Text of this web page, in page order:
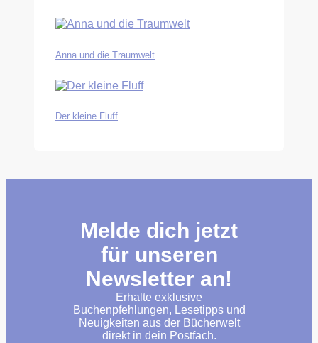
Anna und die Traumwelt
Der kleine Fluff
Melde dich jetzt
für unseren
Newsletter an!
Erhalte exklusive
Buchenpfehlungen, Lesetipps und
Neuigkeiten aus der Bücherwelt
direkt in dein Postfach.